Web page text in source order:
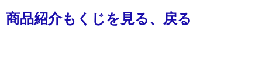
商品紹介もくじを見る、戻る